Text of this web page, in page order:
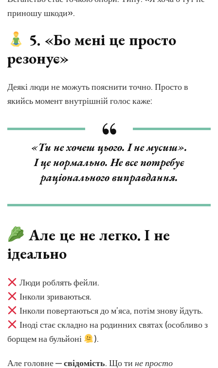
приношу шкоди».
5. «Бо мені це просто
резонує»
Деякі люди не можуть пояснити точно. Просто в
якийсь момент внутрішній голос каже:
«Ти не хочеш цього. І не мусиш».
І це нормально. Не все потребує
раціонального виправдання.
Але це не легко. І не
ідеально
Люди роблять фейли.
Інколи зриваються.
Інколи повертаються до м’яса, потім знову йдуть.
Іноді стає складно на родинних святах (особливо з
борщем на бульйоні
).
Але головне —свідомість. Що ти не просто